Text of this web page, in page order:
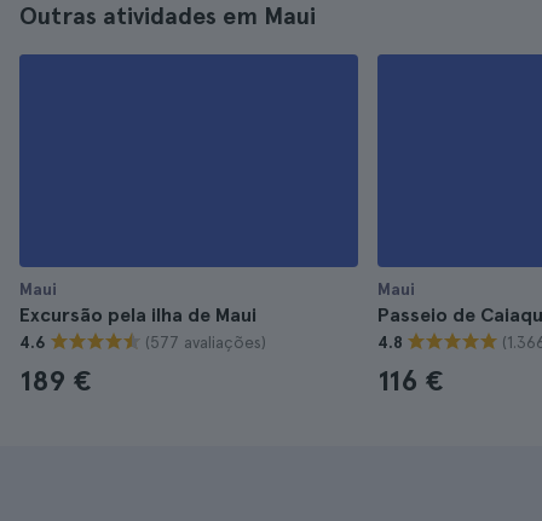
Outras atividades em Maui
Maui
Excursão pela ilha de Maui
4.6 (577 avaliações)
189 €
Maui
Passeio de
4.8
116 €